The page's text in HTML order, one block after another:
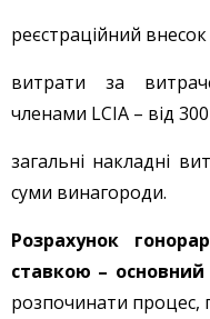
реєстраційний внесок
витрати за
членами LCIA – від
загальні накладні
суми винагороди.
Розрахунок
ставкою – основний
розпочинати процес,